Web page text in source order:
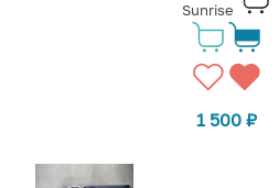
Sunrise
1 500 ₽